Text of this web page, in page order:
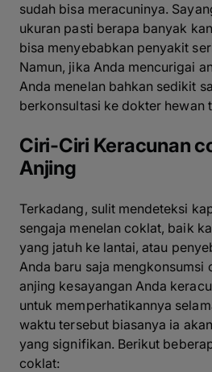
sudah bisa meracuninya.
ukuran pasti berapa banyak
bisa menyebabkan penyakit
Namun, jika Anda mencurigai
Anda menelan bahkan sedikit
berkonsultasi ke dokter hewan
Ciri-Ciri Keracunan
Anjing
Terkadang, sulit mendeteksi
sengaja menelan coklat, baik
yang jatuh ke lantai, atau
Anda baru saja mengkonsumsi
anjing kesayangan Anda
untuk memperhatikannya
waktu tersebut biasanya ia
yang signifikan. Berikut
coklat: